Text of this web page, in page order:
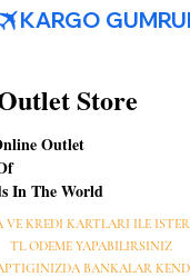
Store
Outlet
In The World
KREDI KARTLARI ILE
TL ODEME YAPABILIRSINIZ
BANKALAR